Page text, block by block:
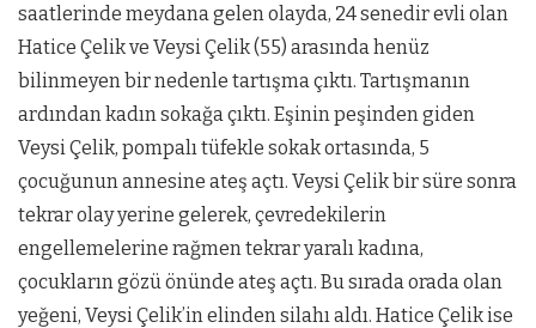
saatlerinde meydana gelen olayda, 24 senedir evli olan
Hatice Çelik ve Veysi Çelik (55) arasında henüz
bilinmeyen bir nedenle tartışma çıktı. Tartışmanın
ardından kadın sokağa çıktı. Eşinin peşinden giden
Veysi Çelik, pompalı tüfekle sokak ortasında, 5
çocuğunun annesine ateş açtı. Veysi Çelik bir süre sonra
tekrar olay yerine gelerek, çevredekilerin
engellemelerine rağmen tekrar yaralı kadına,
çocukların gözü önünde ateş açtı. Bu sırada orada olan
yeğeni, Veysi Çelik’in elinden silahı aldı. Hatice Çelik ise